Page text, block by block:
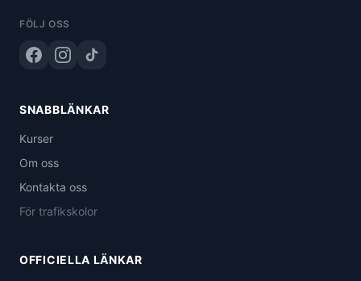
FÖLJ OSS
SNABBLÄNKAR
Kurser
Om oss
Kontakta oss
För trafikskolor
OFFICIELLA LÄNKAR